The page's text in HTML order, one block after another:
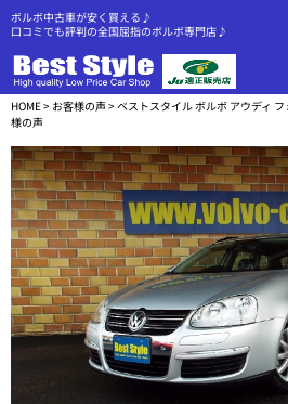
ボルボ中古車が安く買える♪
口コミでも評判の全国屈指のボルボ専門店♪
HOME> お客様の声> ベストスタイル ボルボ アウディ
様の声